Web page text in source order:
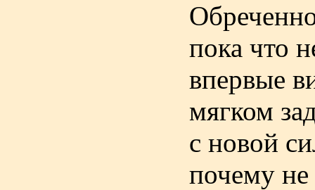
пока что
впервые
мягком
с новой
почему не